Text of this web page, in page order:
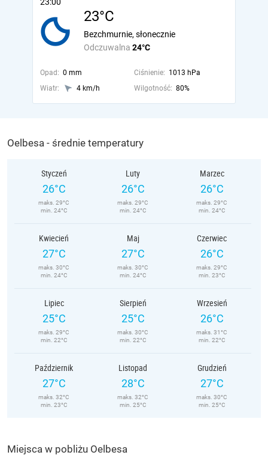
23°C
Odczuwalna 24°C
Bezchmurnie, słonecznie
Opad: 0 mm Ciśnienie: 1013 hPa
Wiatr:
4 km/h Wilgotność: 80%
Oelbesa - średnie temperatury
Styczeń
26°C
maks. 29°C
min. 24°C
Luty
26°C
maks. 29°C
min. 24°C
Marzec
26°C
maks. 29°C
min. 24°C
Kwiecień
27°C
maks. 30°C
min. 24°C
Maj
27°C
maks. 30°C
min. 24°C
Czerwiec
26°C
maks. 29°C
min. 23°C
Lipiec
25°C
maks. 29°C
min. 22°C
Sierpień
25°C
maks. 30°C
min. 22°C
Wrzesień
26°C
maks. 31°C
min. 22°C
Październik
27°C
maks. 32°C
min. 23°C
Listopad
28°C
maks. 32°C
min. 25°C
Grudzień
27°C
maks. 30°C
min. 25°C
Miejsca w pobliżu Oelbesa